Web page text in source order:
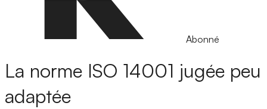
Abonné
La norme ISO 14001 jugée peu
adaptée